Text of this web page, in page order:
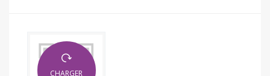
CHARGER